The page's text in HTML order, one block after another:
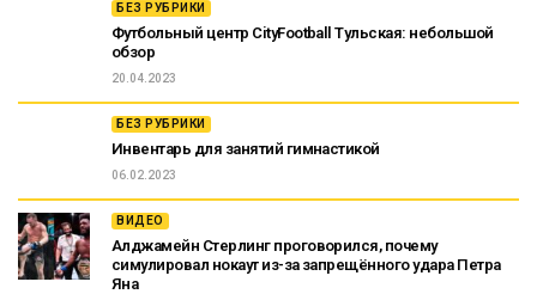
БЕЗ РУБРИКИ
Футбольный центр CityFootball Тульская: небольшой
обзор
20.04.2023
БЕЗ РУБРИКИ
Инвентарь для занятий гимнастикой
06.02.2023
ВИДЕО
Алджамейн Стерлинг проговорился, почему
симулировал нокаут из-за запрещённого удара Петра
Яна